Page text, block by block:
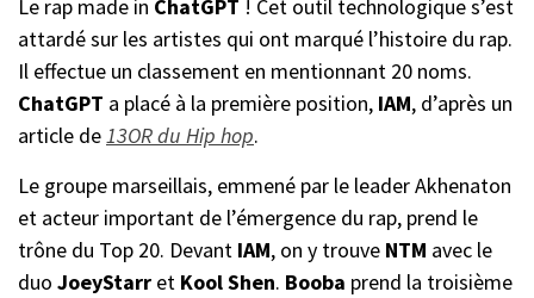
Le rap made in ChatGPT ! Cet outil technologique s’est
attardé sur les artistes qui ont marqué l’histoire du rap.
Il effectue un classement en mentionnant 20 noms.
ChatGPT a placé à la première position, IAM, d’après un
article de13OR du Hip hop.
Le groupe marseillais, emmené par le leader Akhenaton
et acteur important de l’émergence du rap, prend le
trône du Top 20. Devant IAM, on y trouve NTM avec le
duo JoeyStarr et Kool Shen. Booba prend la troisième